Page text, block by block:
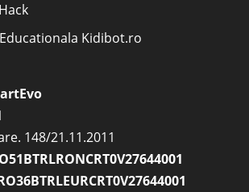
Kidibot.ro
148/21.11.2011